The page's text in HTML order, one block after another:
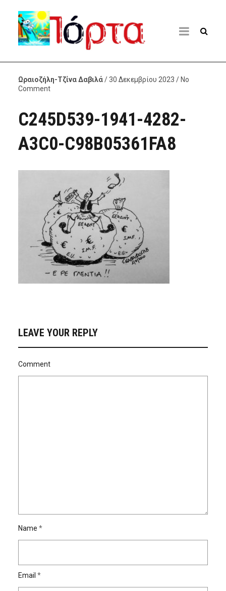
Ωραιοζήλη-Τζίνα Δαβιλά/ 30 Δεκεμβρίου 2023 / No
Comment
C245D539-1941-4282-
A3C0-C98B05361FA8
LEAVE YOUR REPLY
Comment
Name *
Email *